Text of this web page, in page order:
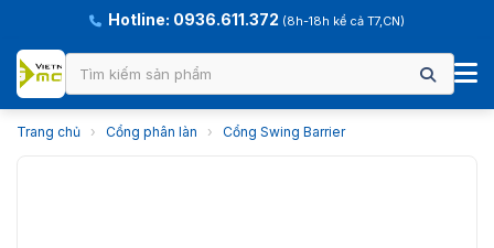
Hotline: 0936.611.372 (8h-18h kể cả T7,CN)
Trang chủ › Cổng phân làn › Cổng Swing Barrier